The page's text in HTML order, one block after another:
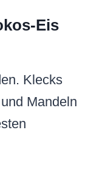
Eis
Klecks
Mandeln